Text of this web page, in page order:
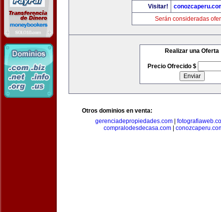
Visitar!
Serán consideradas
Realizar una Oferta
Precio Ofrecido $
Otros dominios en venta:
gerenciadepropiedades.com|
compralodesdecasa.com